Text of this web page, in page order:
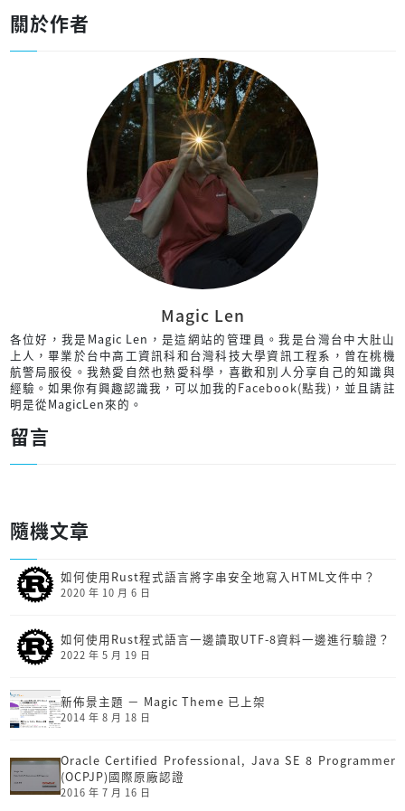
關於作者
Magic Len
各位好，我是Magic Len，是這網站的管理員。我是台灣台中大肚山
上人，畢業於台中高工資訊科和台灣科技大學資訊工程系，曾在桃機
航警局服役。我熱愛自然也熱愛科學，喜歡和別人分享自己的知識與
經驗。如果你有興趣認識我，可以加我的Facebook(點我) ，並且請註
明是從MagicLen來的。
留言
隨機文章
如何使用Rust程式語言將字串安全地寫入HTML文件中？
2020 年 10 月 6 日
如何使用Rust程式語言一邊讀取UTF-8資料一邊進行驗證？
2022 年 5 月 19 日
新佈景主題 － Magic Theme 已上架
2014 年 8 月 18 日
Oracle Certified Professional, Java SE 8 Programmer
(OCPJP)國際原廠認證
2016 年 7 月 16 日